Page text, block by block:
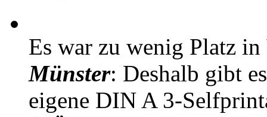
Es war zu wenig Platz in
Münster: Deshalb gibt
eigene DIN A 3-